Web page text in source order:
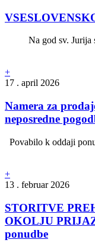
Na god sv. Jurija
+
17 . april 2026
Namera za
neposredne
Povabilo k oddaji
+
13 . februar 2026
STORITVE
OKOLJU
ponudbe